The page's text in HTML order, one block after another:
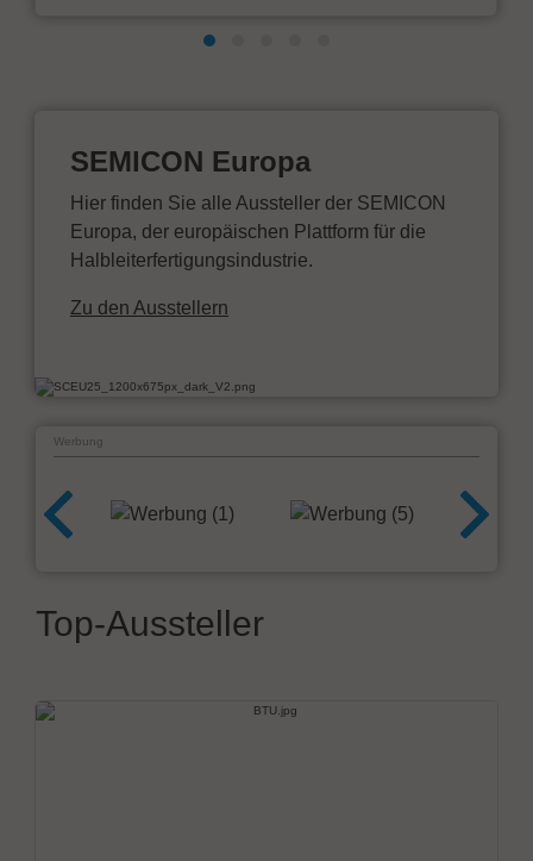
SEMICON Europa
Hier finden Sie alle Aussteller der SEMICON
Europa, der europäischen Plattform für die
Halbleiterfertigungsindustrie.
Zu den Ausstellern
Werbung
Top-Aussteller